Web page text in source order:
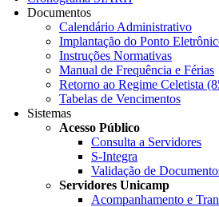
Documentos
Calendário Administrativo
Implantação do Ponto
Instruções Normativas
Manual de Frequência e Férias
Retorno ao Regime Celetista
Tabelas de Vencimentos
Sistemas
Acesso Público
Consulta a Servidores
S-Integra
Validação de
Servidores Unicamp
Acompanhamento e